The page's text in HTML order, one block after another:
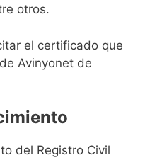
otros.
el certificado que
Avinyonet de
del Registro Civil